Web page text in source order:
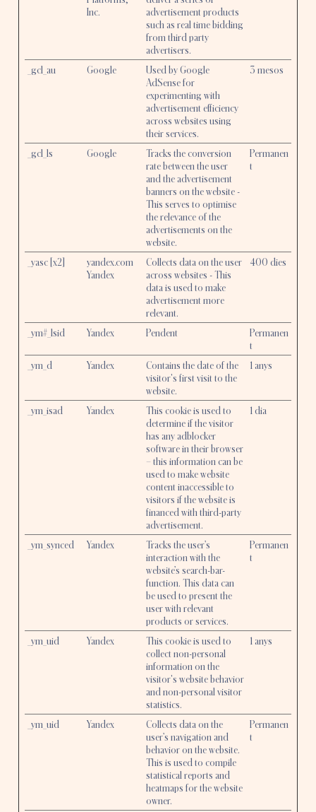
Inc.
advertisement products
such as real time bidding
from third party
advertisers.
_gcl_au Google
Used by Google
AdSense for
experimenting with
advertisement efficiency
across websites using
their services.
3 mesos
_gcl_ls Google
Tracks the conversion
rate between the user
and the advertisement
banners on the website -
This serves to optimise
the relevance of the
advertisements on the
website.
Permanen
t
_yasc [x2]
yandex.com
Yandex
Collects data on the user
across websites - This
data is used to make
advertisement more
relevant.
400 dies
_ym#_lsid Yandex Pendent
Permanen
t
_ym_d
Yandex
Contains the date of the
visitor's first visit to the
website.
1 anys
_ym_isad Yandex
This cookie is used to
determine if the visitor
has any adblocker
software in their browser
– this information can be
used to make website
content inaccessible to
visitors if the website is
financed with third-party
advertisement.
1 dia
_ym_synced Yandex
Tracks the user’s
interaction with the
website’s search-bar-
function. This data can
be used to present the
user with relevant
products or services.
Permanen
t
_ym_uid Yandex
This cookie is used to
collect non-personal
information on the
visitor's website behavior
and non-personal visitor
statistics.
1 anys
_ym_uid Yandex
Collects data on the
user’s navigation and
behavior on the website.
This is used to compile
statistical reports and
heatmaps for the website
owner.
Permanen
t